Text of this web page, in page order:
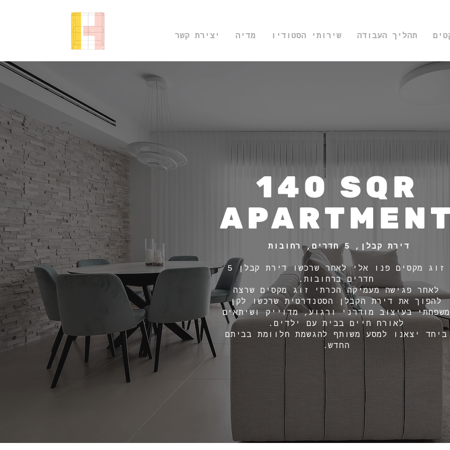
תהליך העבודה שירותי הסטודיו מדיה יצירת קשר
140 SQR
דירת קבלן, 5 חדרים, רחובות
זוג מקסים פנו אלי לאחר שרכשו דירת קבלן 5
חדרים ברחובות.
לאחר פגישה מעמיקה הכרתי זוג מקסים שרצה
להפוך את דירת הקבלן הסטנדרטית שרכשו לקן
משפחתי בעיצוב מודרני ורגוע, מדוייק ושיתאים
לאורח חיים בבית עם ילדים.
ביחד יצאנו למסע משותף להגשמת חלוומת בביתם
החדש.